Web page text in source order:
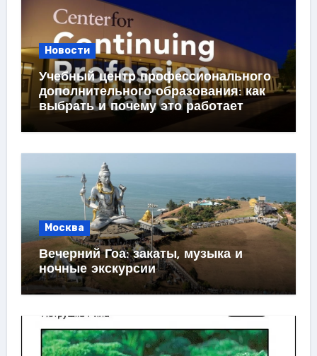
Новости
Учебный центр профессионального
дополнительного образования: как
выбрать и почему это работает
Москва
Вечерний Гоа: закаты, музыка и
ночные экскурсии